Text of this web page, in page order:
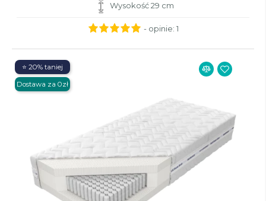
Wysokość 29 cm
- opinie: 1
⭐ 20% taniej
Dostawa za 0zł